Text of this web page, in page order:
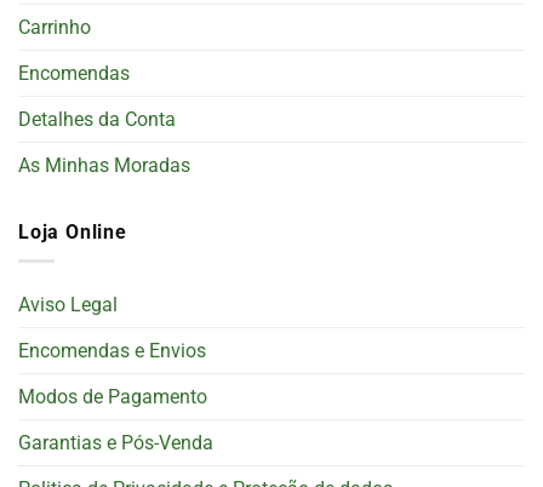
Carrinho
Encomendas
Detalhes da Conta
As Minhas Moradas
Loja Online
Aviso Legal
Encomendas e Envios
Modos de Pagamento
Garantias e Pós-Venda